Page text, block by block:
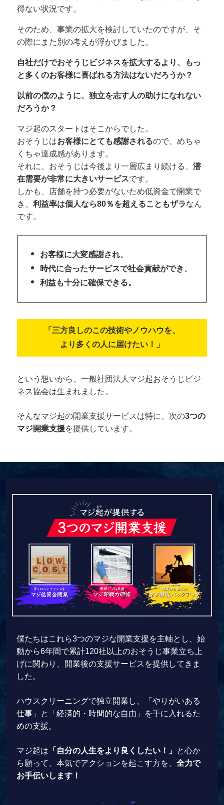
得ない状況です。
そのため、事業の拡大を検討していたのですが、そ
の際にまた別の考えが浮かびました。
自社だけでおそうじビジネスを拡大するより、もっ
と多くのお客様に喜ばれる方法はないだろうか？
以前の僕のように、独立を志す人の助けになれない
だろうか？
マジ起のスタートはそこからでした。
おそうじはお客様にとても感謝されるので、めちゃ
くちゃ達成感があります。
それに、おそうじは今後より一層広まり続ける、潜
在需要が非常に大きいサービスです。
しかも、店舗を持つ必要がないため低資金で開業で
き、利益率は個人なら80％を超えることもザラなん
です。
お客様に大変感謝され、
時代に合ったサービスで社会貢献ができ、
利益も十分に確保できる。
「三方良しのこの技術やノウハウを、
より多くの人に届けたい！」
という想いから、一般社団法人マジ起おそうじビジ
ネス協会は生まれました。
そんなマジ起の開業支援サービスは特に、次の3つの
マジ開業支援を提供しています。
僕たちはこれら3つのマジな開業支援を主軸とし、始
動から6年間で累計120社以上のおそうじ事業立ち上
げに関わり、開業後の支援サービスを提供してきま
した。
ハウスクリーニングで独立開業し、「やりがいある
仕事」と「経済的・時間的な自由」を手に入れるた
めの支援。
マジ起は 「自分の人生をより良くしたい！」 と心か
ら願って、本気でアクションを起こす方を、 全力で
お手伝いします！